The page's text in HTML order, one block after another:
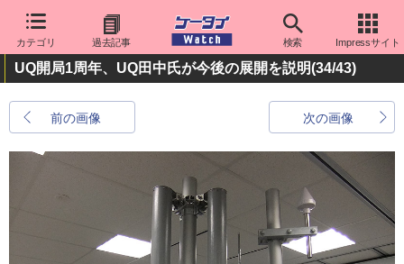
カテゴリ 過去記事 検索 Impressサイト
UQ開局1周年、UQ田中氏が今後の展開を説明(34/43)
前の画像 次の画像